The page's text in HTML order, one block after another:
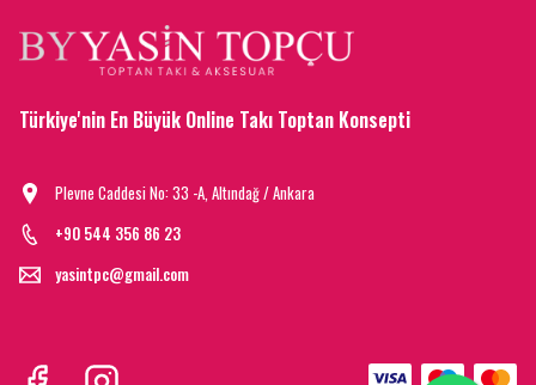
Türkiye'nin En Büyük Online Takı Toptan Konsepti
Plevne Caddesi No: 33 -A, Altındağ / Ankara
+90 544 356 86 23
yasintpc@gmail.com